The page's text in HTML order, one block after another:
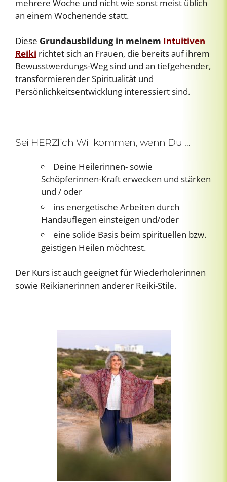
mehrere Woche und nicht wie sonst meist üblich
an einem Wochenende statt.
Diese Grundausbildung in meinem Intuitiven
Reiki richtet sich an Frauen, die bereits auf ihrem
Bewusstwerdungs-Weg sind und an tiefgehender,
transformierender Spiritualität und
Persönlichkeitsentwicklung interessiert sind.
Sei HERZlich Willkommen, wenn Du …
Deine Heilerinnen- sowie
Schöpferinnen-Kraft erwecken und stärken
und / oder
ins energetische Arbeiten durch
Handauflegen einsteigen und/oder
eine solide Basis beim spirituellen bzw.
geistigen Heilen möchtest.
Der Kurs ist auch geeignet für Wiederholerinnen
sowie Reikianerinnen anderer Reiki-Stile.